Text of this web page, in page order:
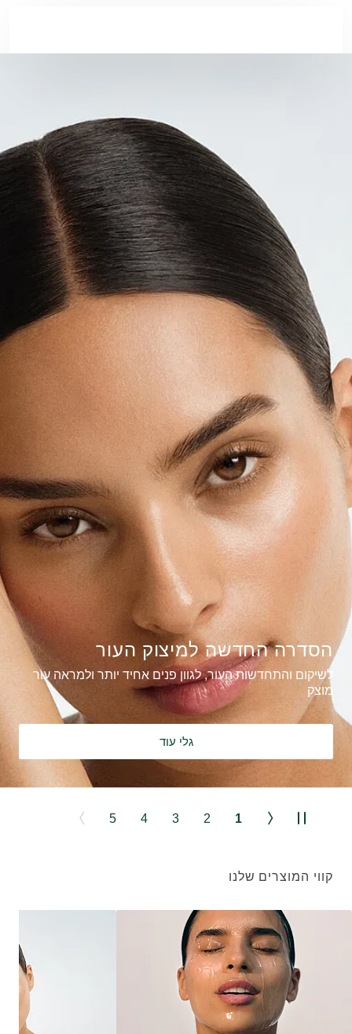
הסדרה החדשה למיצוק העור
לשיקום והתחדשות העור, לגוון פנים אחיד יותר ולמראה עור
מוצק
גלי עוד
1
2
3
4
5
קווי המוצרים שלנו